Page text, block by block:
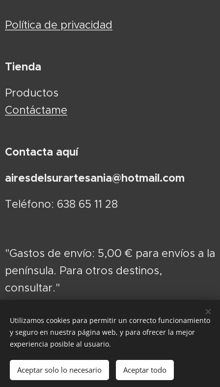
Añadir a la cesta
Política de privacidad
Tienda
Productos
Contáctame
Contacta aquí
airesdelsurartesania@hotmail.com
Teléfono: 638 65 11 28
"Gastos de envío: 5,00 € para envíos a la
península. Para otros destinos,
consultar."
Cookies
Utilizamos cookies para permitir un correcto funcionamiento
y seguro en nuestra página web, y para ofrecer la mejor
experiencia posible al usuario.
Aceptar solo lo necesario Aceptar todo